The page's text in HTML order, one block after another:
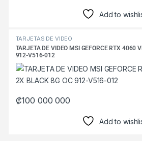
Add to
TARJETAS DE VIDEO
TARJETA DE VIDEO MSI GEFORCE RTX 4060
912-V516-012
₡100 000 000
Add to